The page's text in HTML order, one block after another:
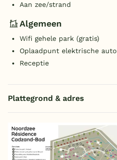
Aan zee/strand
Algemeen
Wifi gehele park (gratis)
Oplaadpunt elektrische auto
Receptie
Plattegrond & adres